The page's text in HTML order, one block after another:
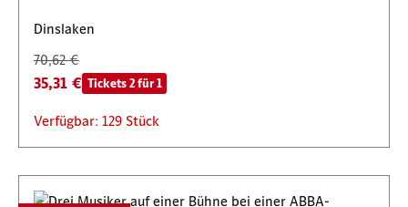
Dinslaken
70,62 €
35,31 € Tickets 2 für 1
Verfügbar: 129 Stück